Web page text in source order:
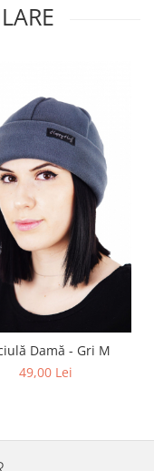
Damă - Gri M
49,00 Lei